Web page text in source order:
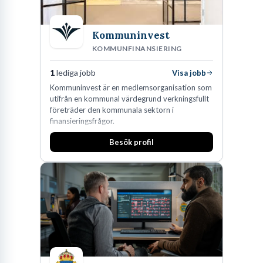
förmåga och en vilja att ägna sig åt avancerad problemlösning.
Branschen befinner sig dessutom i ständig rörelse. Nya polymerer
automation och digitaliseringen ritar snabbt om kartan för hur vi
interagerar med fysiska ting. Så, vad betyder det i praktiken. Det
innebär att man som yrkesverksam aldrig riktigt kan luta sig
tillbaka och anse sig vara fullärd. Den som vill behålla sin
spetskompetens måste ständigt uppdatera sina kunskaper
gällande allt från cirkulära materialflöden till de senaste
uppdateringarna inom tredimensionell modelleringsteknik.
Den som överväger denna karriärväg bör vara mycket bekväm
med att kompromissa. De mest framgångsrika koncepten föds
sällan i ett vakuum utan växer stadigt fram genom metodiska
iterationer, hårda tester och konstruktiv kritik från angränsande
discipliner. I grund och botten är det ett yrke skräddarsytt för den
Kommuninvest
KOMMUNFINANSIERING
1lediga jobb
Visa jobb
Kommuninvest är en medlemsorganisation som
utifrån en kommunal värdegrund verkningsfullt
företräder den kommunala sektorn i
finansieringsfrågor.
Besök profil